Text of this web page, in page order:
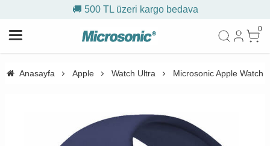
🚚 500 TL üzeri kargo bedava
0
Anasayfa Apple Watch Ultra Microsonic Apple Watch